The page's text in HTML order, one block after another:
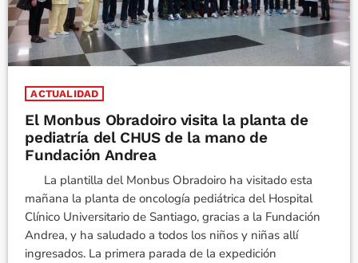
ACTUALIDAD
El Monbus Obradoiro visita la planta de
pediatría del CHUS de la mano de
Fundación Andrea
La plantilla del Monbus Obradoiro ha visitado esta
mañana la planta de oncología pediátrica del Hospital
Clínico Universitario de Santiago, gracias a la Fundación
Andrea, y ha saludado a todos los niños y niñas allí
ingresados. La primera parada de la expedición